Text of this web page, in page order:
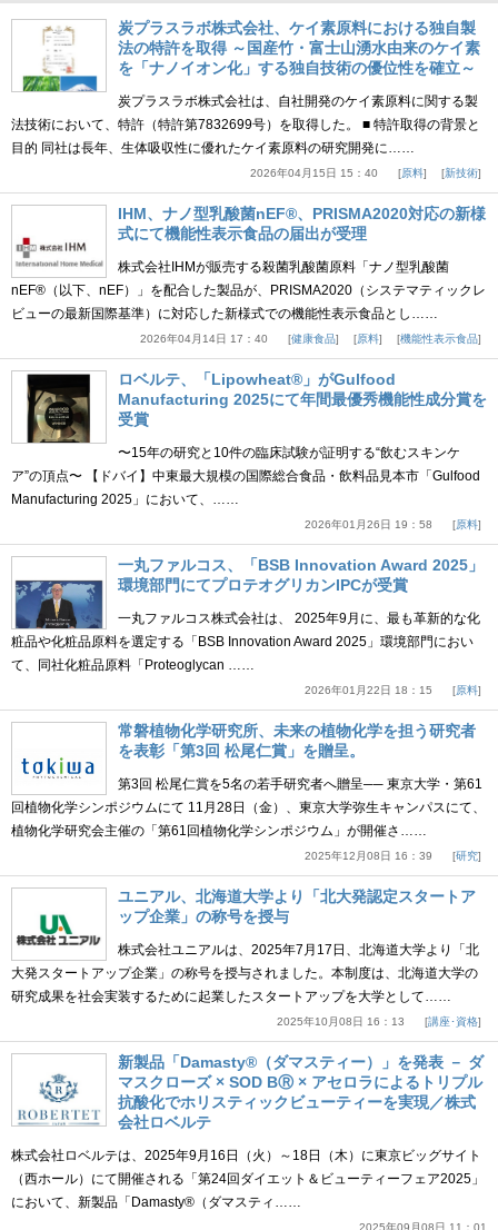
炭プラスラボ株式会社、ケイ素原料における独自製
法の特許を取得 ～国産竹・富士山湧水由来のケイ素
を「ナノイオン化」する独自技術の優位性を確立～
炭プラスラボ株式会社は、自社開発のケイ素原料に関する製
法技術において、特許（特許第7832699号）を取得した。 ■ 特許取得の背景と
目的 同社は長年、生体吸収性に優れたケイ素原料の研究開発に……
2026年04月15日 15：40 原料 新技術
IHM、ナノ型乳酸菌nEF®、PRISMA2020対応の新様
式にて機能性表示食品の届出が受理
株式会社IHMが販売する殺菌乳酸菌原料「ナノ型乳酸菌
nEF®（以下、nEF）」を配合した製品が、PRISMA2020（システマティックレ
ビューの最新国際基準）に対応した新様式での機能性表示食品とし……
2026年04月14日 17：40 健康食品 原料 機能性表示食品
ロベルテ、「Lipowheat®」がGulfood
Manufacturing 2025にて年間最優秀機能性成分賞を
受賞
〜15年の研究と10件の臨床試験が証明する“飲むスキンケ
ア”の頂点〜 【ドバイ】中東最大規模の国際総合食品・飲料品見本市「Gulfood
Manufacturing 2025」において、……
2026年01月26日 19：58 原料
一丸ファルコス、「BSB Innovation Award 2025」
環境部門にてプロテオグリカンIPCが受賞
一丸ファルコス株式会社は、 2025年9月に、最も革新的な化
粧品や化粧品原料を選定する「BSB Innovation Award 2025」環境部門におい
て、同社化粧品原料「Proteoglycan ……
2026年01月22日 18：15 原料
常磐植物化学研究所、未来の植物化学を担う研究者
を表彰「第3回 松尾仁賞」を贈呈。
第3回 松尾仁賞を5名の若手研究者へ贈呈── 東京大学・第61
回植物化学シンポジウムにて 11月28日（金）、東京大学弥生キャンパスにて、
植物化学研究会主催の「第61回植物化学シンポジウム」が開催さ……
2025年12月08日 16：39 研究
ユニアル、北海道大学より「北大発認定スタートア
ップ企業」の称号を授与
株式会社ユニアルは、2025年7月17日、北海道大学より「北
大発スタートアップ企業」の称号を授与されました。本制度は、北海道大学の
研究成果を社会実装するために起業したスタートアップを大学として……
2025年10月08日 16：13 講座･資格
新製品「Damasty®（ダマスティー）」を発表 － ダ
マスクローズ × SOD BⓇ × アセロラによるトリプル
抗酸化でホリスティックビューティーを実現／株式
会社ロベルテ
株式会社ロベルテは、2025年9月16日（火）～18日（木）に東京ビッグサイト
（西ホール）にて開催される「第24回ダイエット＆ビューティーフェア2025」
において、新製品「Damasty®（ダマスティ……
2025年09月08日 11：01